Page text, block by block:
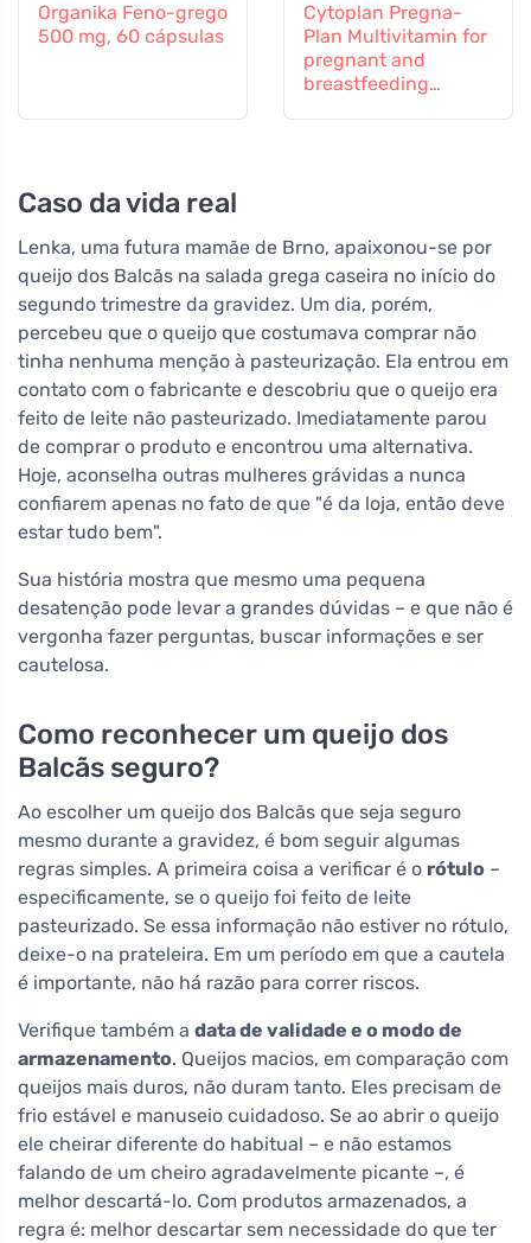
Organika Feno-grego
500 mg, 60 cápsulas
Cytoplan Pregna-
Plan Multivitamin for
pregnant and
breastfeeding
Caso da vida real
Lenka, uma futura mamãe de Brno, apaixonou-se por
queijo dos Balcãs na salada grega caseira no início do
segundo trimestre da gravidez. Um dia, porém,
percebeu que o queijo que costumava comprar não
tinha nenhuma menção à pasteurização. Ela entrou em
contato com o fabricante e descobriu que o queijo era
feito de leite não pasteurizado. Imediatamente parou
de comprar o produto e encontrou uma alternativa.
Hoje, aconselha outras mulheres grávidas a nunca
confiarem apenas no fato de que "é da loja, então deve
estar tudo bem".
Sua história mostra que mesmo uma pequena
desatenção pode levar a grandes dúvidas – e que não é
vergonha fazer perguntas, buscar informações e ser
cautelosa.
Como reconhecer um queijo dos
Balcãs seguro?
Ao escolher um queijo dos Balcãs que seja seguro
mesmo durante a gravidez, é bom seguir algumas
regras simples. A primeira coisa a verificar é o rótulo –
especificamente, se o queijo foi feito de leite
pasteurizado. Se essa informação não estiver no rótulo,
deixe-o na prateleira. Em um período em que a cautela
é importante, não há razão para correr riscos.
Verifique também a data de validade e o modo de
armazenamento. Queijos macios, em comparação com
queijos mais duros, não duram tanto. Eles precisam de
frio estável e manuseio cuidadoso. Se ao abrir o queijo
ele cheirar diferente do habitual – e não estamos
falando de um cheiro agradavelmente picante –, é
melhor descartá-lo. Com produtos armazenados, a
regra é: melhor descartar sem necessidade do que ter